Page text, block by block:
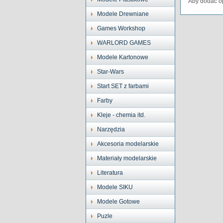
Modele Drewniane
Games Workshop
WARLORD GAMES
Modele Kartonowe
Star-Wars
Start SET z farbami
Farby
Kleje - chemia itd.
Narzędzia
Akcesoria modelarskie
Materiały modelarskie
Literatura
Modele SIKU
Modele Gotowe
Puzle